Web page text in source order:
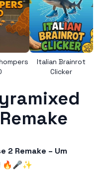
Italian Brainrot
Clicker
2 Remake – Um
🔥🎤✨